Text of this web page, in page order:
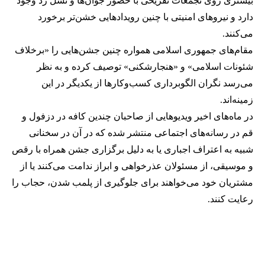
دارد و نیروهای امنیتی با چنین رویدادهایی خشن‌تر برخورد
می‌کنند.
مقام‌های جمهوری اسلامی همواره چنین جشن‌هایی را «برخلاف
شئونات اسلامی» و «هنجارشکنی» توصیف کرده و به نظر
می‌رسد نگران الگوبرداری کسب‌وکارها از یکدیگر در این
زمینه‌اند.
در ماه‌های اخیر ویدیوهایی از صاحبان چندین کافه در دزفول و
قم در رسانه‌های اجتماعی منتشر شده که در آن در سخنانی
شبیه به اعتراف اجباری یا به دلیل برگزاری جشن همراه با رقص
و موسیقی، از مسئولان عذرخواهی و ابراز ندامت می‌کنند یا از
مشتریان خود می‌خواهند برای جلوگیری از پلمب شدن، حجاب را
رعایت کنند.